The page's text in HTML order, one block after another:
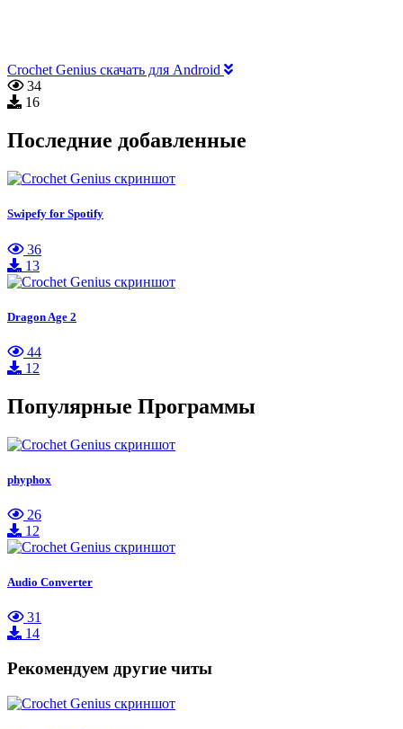
Crochet Genius скачать для Android
34
16
Последние добавленные
Swipefy for Spotify
36
13
Dragon Age 2
44
12
Популярные Программы
phyphox
26
12
Audio Converter
31
14
Рекомендуем другие читы